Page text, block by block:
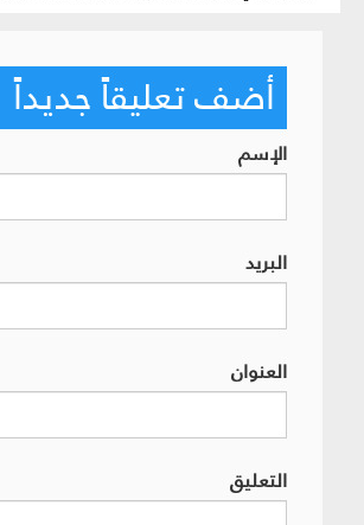
أضف تعليقاً جديداً
الإسم
البريد
العنوان
التعليق